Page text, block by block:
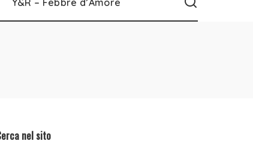
Y&R – Febbre d’Amore
nel sito